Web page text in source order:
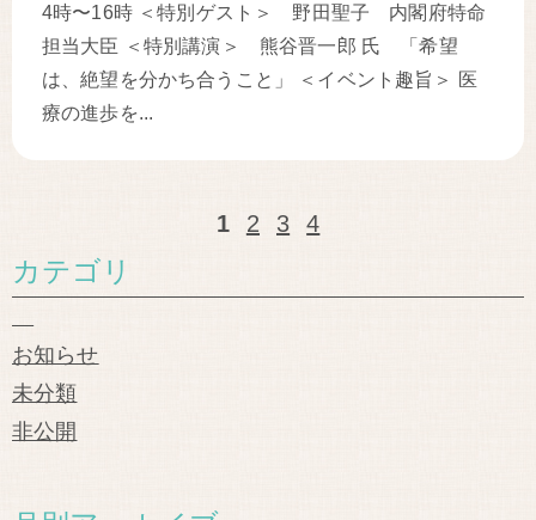
4時〜16時 ＜特別ゲスト＞ 野田聖子 内閣府特命
担当大臣 ＜特別講演＞ 熊谷晋一郎 氏 「希望
は、絶望を分かち合うこと」 ＜イベント趣旨＞ 医
療の進歩を...
1 2 3 4
カテゴリ
お知らせ
未分類
非公開